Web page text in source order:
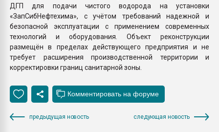
ДГП для подачи чистого водорода на установки
«ЗапСибНефтехима», с учётом требований надежной и
безопасной эксплуатации с применением современных
технологий и оборудования. Объект реконструкции
размещён в пределах действующего предприятия и не
требует расширения производственной территории и
корректировки границ санитарной зоны.
предыдущая новость следующая новость